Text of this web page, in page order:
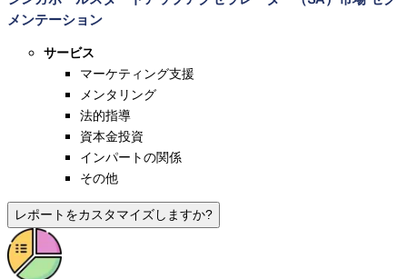
メンテーション
サービス
マーケティング支援
メンタリング
法的指導
資本金投資
インパートの関係
その他
レポートをカスタマイズしますか?